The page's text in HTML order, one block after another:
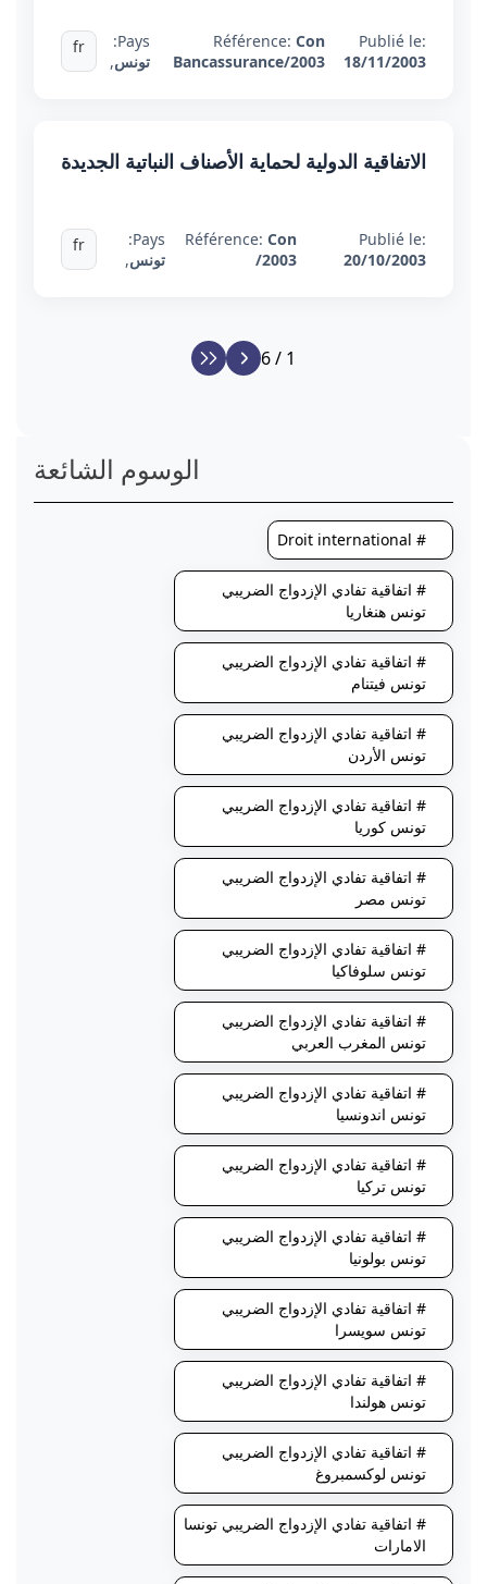
Publié le:
18/11/2003
Référence:Con
Bancassurance/2003
Pays:
تونس,
fr
الاتفاقية الدولية لحماية الأصناف النباتية الجديدة
Publié le:
20/10/2003
Référence:Con
/2003
Pays:
تونس,
fr
1 / 6
الوسوم الشائعة
# Droit international
# اتفاقية تفادي الإزدواج الضريبي
تونس هنغاريا
# اتفاقية تفادي الإزدواج الضريبي
تونس فيتنام
# اتفاقية تفادي الإزدواج الضريبي
تونس الأردن
# اتفاقية تفادي الإزدواج الضريبي
تونس كوريا
# اتفاقية تفادي الإزدواج الضريبي
تونس مصر
# اتفاقية تفادي الإزدواج الضريبي
تونس سلوفاكيا
# اتفاقية تفادي الإزدواج الضريبي
تونس المغرب العربي
# اتفاقية تفادي الإزدواج الضريبي
تونس اندونسيا
# اتفاقية تفادي الإزدواج الضريبي
تونس تركيا
# اتفاقية تفادي الإزدواج الضريبي
تونس بولونيا
# اتفاقية تفادي الإزدواج الضريبي
تونس سويسرا
# اتفاقية تفادي الإزدواج الضريبي
تونس هولندا
# اتفاقية تفادي الإزدواج الضريبي
تونس لوكسمبروغ
# اتفاقية تفادي الإزدواج الضريبي تونسا
الامارات